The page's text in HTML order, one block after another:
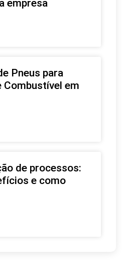
empresa
Pneus para
Combustível em
de processos:
e como